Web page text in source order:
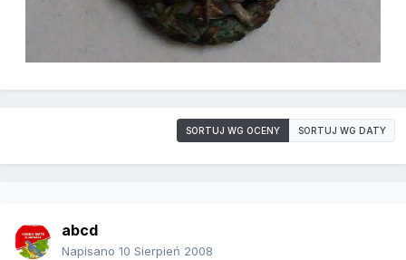
SORTUJ WG OCENY SORTUJ WG DATY
abcd
Napisano 10 Sierpień 2008